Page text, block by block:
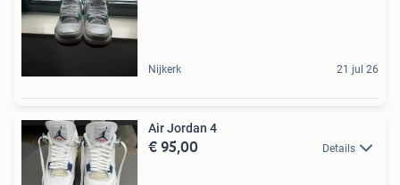
Nijkerk 21 jul 26
Air Jordan 4
€ 95,00 Details